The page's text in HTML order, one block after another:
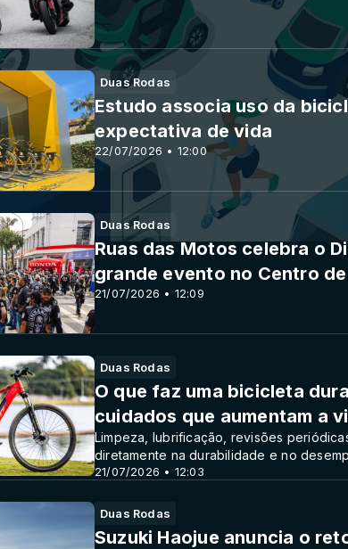
Duas Rodas
22/07/2026 • 12:00
Estudo associa uso da
expectativa de vida
Duas Rodas
21/07/2026 • 12:09
Ruas das Motos celebra o
grande evento no Centro de
Duas Rodas
21/07/2026 • 12:03
O que faz uma bicicleta
cuidados que aumentam a
Limpeza, lubrificação, revisões
diretamente na durabilidade e no
Duas Rodas
Suzuki Haojue anuncia o